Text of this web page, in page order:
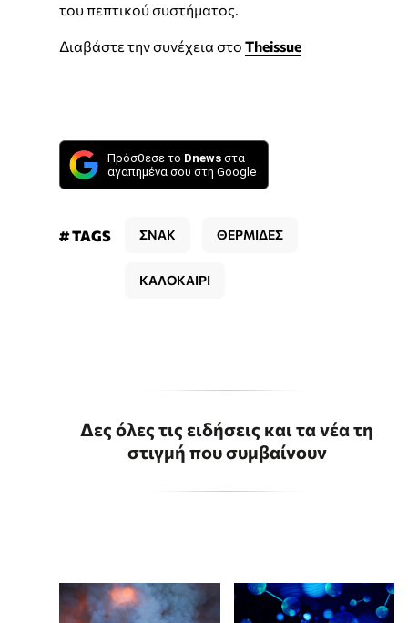
του πεπτικού συστήματος.
Διαβάστε την συνέχεια στο Theissue
Πρόσθεσε το Dnews στα
αγαπημένα σου στη Google
# TAGS ΣΝΑΚ ΘΕΡΜΙΔΕΣ
ΚΑΛΟΚΑΙΡΙ
Δες όλες τις ειδήσεις και τα νέα τη
στιγμή που συμβαίνουν